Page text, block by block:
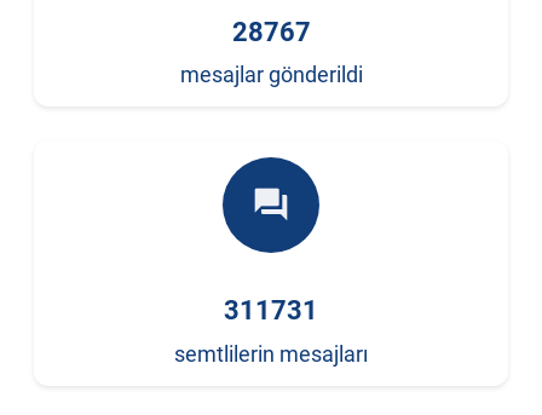
28767
mesajlar gönderildi
forum
311731
semtlilerin mesajları